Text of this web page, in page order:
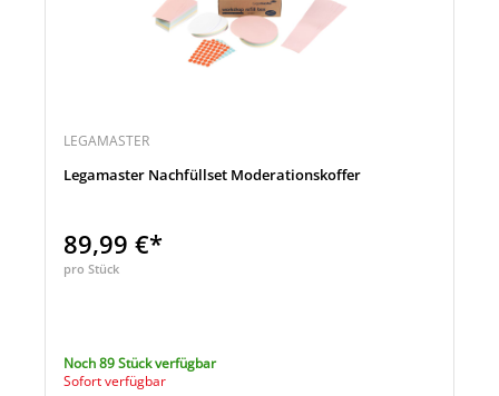
LEGAMASTER
Legamaster Nachfüllset Moderationskoffer
89,99 €*
pro Stück
Noch 89 Stück verfügbar
Sofort verfügbar